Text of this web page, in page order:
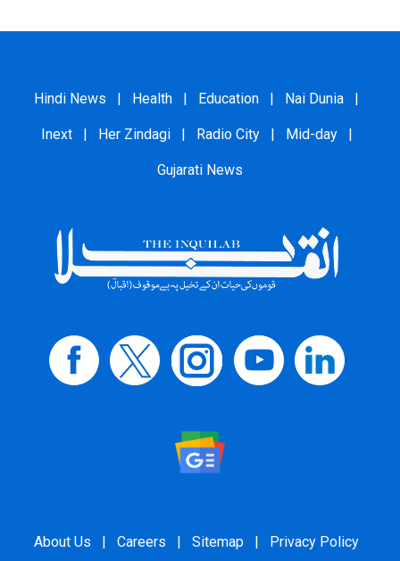
Hindi News | Health | Education | Nai Dunia |
Inext | Her Zindagi | Radio City | Mid-day |
Gujarati News
About Us | Careers | Sitemap | Privacy Policy